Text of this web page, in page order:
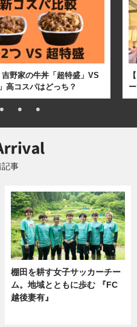
吉野家の牛丼「超特盛」VS
高コスパはどっち？
記事
棚田を耕す女子サッカーチー
ム。地域とともに歩む 『FC
越後妻有』